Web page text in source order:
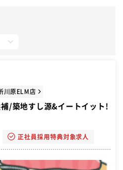
川原ELM店
/築地すし源&イートイット!
正社員採用特典対象求人